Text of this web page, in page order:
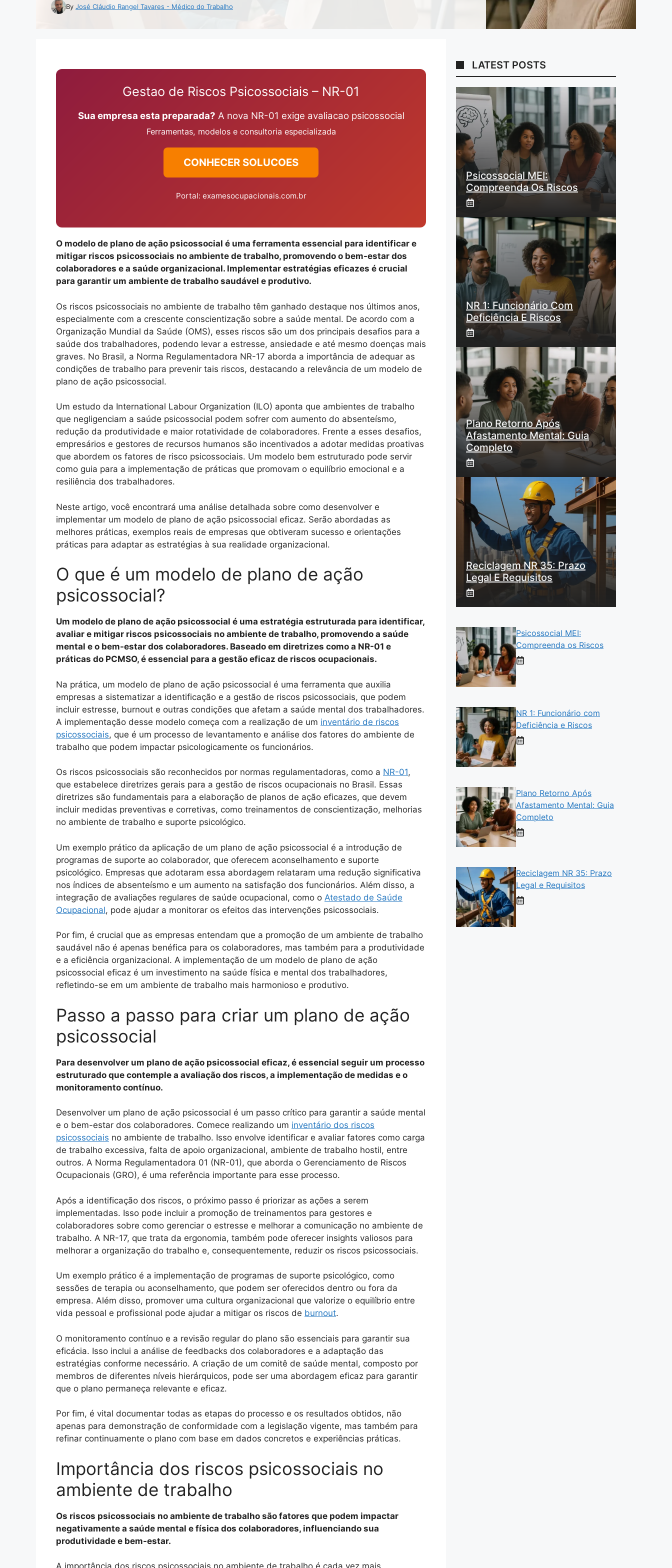
By José Cláudio Rangel Tavares - Médico do Trabalho
Gestao de Riscos Psicossociais – NR-01
Sua empresa esta preparada? A nova NR-01 exige avaliacao psicossocial
Ferramentas, modelos e consultoria especializada
CONHECER SOLUCOES
Portal: examesocupacionais.com.br
O modelo de plano de ação psicossocial é uma ferramenta essencial para identificar e
mitigar riscos psicossociais no ambiente de trabalho, promovendo o bem-estar dos
colaboradores e a saúde organizacional. Implementar estratégias eficazes é crucial
para garantir um ambiente de trabalho saudável e produtivo.
Os riscos psicossociais no ambiente de trabalho têm ganhado destaque nos últimos anos,
especialmente com a crescente conscientização sobre a saúde mental. De acordo com a
Organização Mundial da Saúde (OMS), esses riscos são um dos principais desafios para a
saúde dos trabalhadores, podendo levar a estresse, ansiedade e até mesmo doenças mais
graves. No Brasil, a Norma Regulamentadora NR-17 aborda a importância de adequar as
condições de trabalho para prevenir tais riscos, destacando a relevância de um modelo de
plano de ação psicossocial.
Um estudo da International Labour Organization (ILO) aponta que ambientes de trabalho
que negligenciam a saúde psicossocial podem sofrer com aumento do absenteísmo,
redução da produtividade e maior rotatividade de colaboradores. Frente a esses desafios,
empresários e gestores de recursos humanos são incentivados a adotar medidas proativas
que abordem os fatores de risco psicossociais. Um modelo bem estruturado pode servir
como guia para a implementação de práticas que promovam o equilíbrio emocional e a
resiliência dos trabalhadores.
Neste artigo, você encontrará uma análise detalhada sobre como desenvolver e
implementar um modelo de plano de ação psicossocial eficaz. Serão abordadas as
melhores práticas, exemplos reais de empresas que obtiveram sucesso e orientações
práticas para adaptar as estratégias à sua realidade organizacional.
O que é um modelo de plano de ação
psicossocial?
Um modelo de plano de ação psicossocial é uma estratégia estruturada para identificar,
avaliar e mitigar riscos psicossociais no ambiente de trabalho, promovendo a saúde
mental e o bem-estar dos colaboradores. Baseado em diretrizes como a NR-01 e
práticas do PCMSO, é essencial para a gestão eficaz de riscos ocupacionais.
Na prática, um modelo de plano de ação psicossocial é uma ferramenta que auxilia
empresas a sistematizar a identificação e a gestão de riscos psicossociais, que podem
incluir estresse, burnout e outras condições que afetam a saúde mental dos trabalhadores.
A implementação desse modelo começa com a realização de um inventário de riscos
psicossociais, que é um processo de levantamento e análise dos fatores do ambiente de
trabalho que podem impactar psicologicamente os funcionários.
Os riscos psicossociais são reconhecidos por normas regulamentadoras, como a NR-01,
que estabelece diretrizes gerais para a gestão de riscos ocupacionais no Brasil. Essas
diretrizes são fundamentais para a elaboração de planos de ação eficazes, que devem
incluir medidas preventivas e corretivas, como treinamentos de conscientização, melhorias
no ambiente de trabalho e suporte psicológico.
Um exemplo prático da aplicação de um plano de ação psicossocial é a introdução de
programas de suporte ao colaborador, que oferecem aconselhamento e suporte
psicológico. Empresas que adotaram essa abordagem relataram uma redução significativa
nos índices de absenteísmo e um aumento na satisfação dos funcionários. Além disso, a
integração de avaliações regulares de saúde ocupacional, como o Atestado de Saúde
Ocupacional, pode ajudar a monitorar os efeitos das intervenções psicossociais.
Por fim, é crucial que as empresas entendam que a promoção de um ambiente de trabalho
saudável não é apenas benéfica para os colaboradores, mas também para a produtividade
e a eficiência organizacional. A implementação de um modelo de plano de ação
psicossocial eficaz é um investimento na saúde física e mental dos trabalhadores,
refletindo-se em um ambiente de trabalho mais harmonioso e produtivo.
Passo a passo para criar um plano de ação
psicossocial
Para desenvolver um plano de ação psicossocial eficaz, é essencial seguir um processo
estruturado que contemple a avaliação dos riscos, a implementação de medidas e o
monitoramento contínuo.
Desenvolver um plano de ação psicossocial é um passo crítico para garantir a saúde mental
e o bem-estar dos colaboradores. Comece realizando um inventário dos riscos
psicossociais no ambiente de trabalho. Isso envolve identificar e avaliar fatores como carga
de trabalho excessiva, falta de apoio organizacional, ambiente de trabalho hostil, entre
outros. A Norma Regulamentadora 01 (NR-01), que aborda o Gerenciamento de Riscos
Ocupacionais (GRO), é uma referência importante para esse processo.
Após a identificação dos riscos, o próximo passo é priorizar as ações a serem
implementadas. Isso pode incluir a promoção de treinamentos para gestores e
colaboradores sobre como gerenciar o estresse e melhorar a comunicação no ambiente de
trabalho. A NR-17, que trata da ergonomia, também pode oferecer insights valiosos para
melhorar a organização do trabalho e, consequentemente, reduzir os riscos psicossociais.
Um exemplo prático é a implementação de programas de suporte psicológico, como
sessões de terapia ou aconselhamento, que podem ser oferecidos dentro ou fora da
empresa. Além disso, promover uma cultura organizacional que valorize o equilíbrio entre
vida pessoal e profissional pode ajudar a mitigar os riscos de burnout.
O monitoramento contínuo e a revisão regular do plano são essenciais para garantir sua
eficácia. Isso inclui a análise de feedbacks dos colaboradores e a adaptação das
estratégias conforme necessário. A criação de um comitê de saúde mental, composto por
membros de diferentes níveis hierárquicos, pode ser uma abordagem eficaz para garantir
que o plano permaneça relevante e eficaz.
Por fim, é vital documentar todas as etapas do processo e os resultados obtidos, não
apenas para demonstração de conformidade com a legislação vigente, mas também para
refinar continuamente o plano com base em dados concretos e experiências práticas.
Importância dos riscos psicossociais no
ambiente de trabalho
Os riscos psicossociais no ambiente de trabalho são fatores que podem impactar
negativamente a saúde mental e física dos colaboradores, influenciando sua
produtividade e bem-estar.
LATEST POSTS
Psicossocial MEI:
Compreenda Os Riscos
NR 1: Funcionário Com
Deficiência E Riscos
Plano Retorno Após
Afastamento Mental: Guia
Completo
Reciclagem NR 35: Prazo
Legal E Requisitos
Psicossocial MEI:
Compreenda os Riscos
NR 1: Funcionário com
Deficiência e Riscos
Plano Retorno Após
Afastamento Mental: Guia
Completo
Reciclagem NR 35: Prazo
Legal e Requisitos